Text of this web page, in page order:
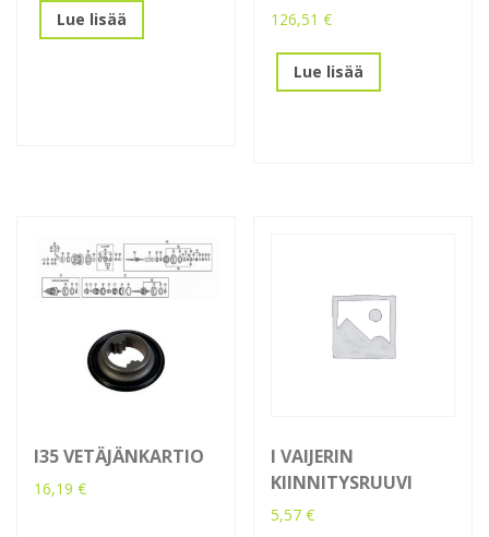
Lue lisää 126,51€
Lue lisää
I35 VETÄJÄNKARTIO
16,19 €
I VAIJERIN
KIINNITYSRUUVI
5,57€